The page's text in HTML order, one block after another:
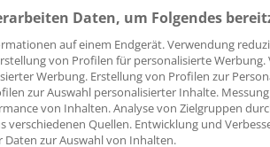
Situationen bei schweren
Begegnungen und die Auswirkungen
auf das Familienleben. So ist ein
das jenseits spektakulärer
Rettungsfliegers gibt. Lorenz, der
Daten, um Folgendes
auf einem Endgerät. Verwendung
von Profilen für personalisierte
Werbung. Erstellung von Profilen zur
zur Auswahl personalisierter Inhalte.
von Inhalten. Analyse von Zielgruppen
Quellen. Entwicklung und
zur Auswahl von Inhalten.